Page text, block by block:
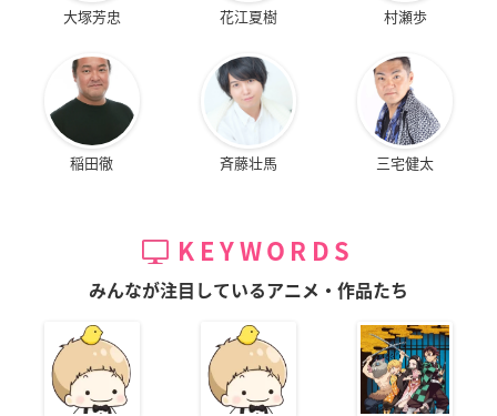
大塚芳忠 花江夏樹 村瀬歩
稲田徹 斉藤壮馬 三宅健太
KEYWORDS
みんなが注目しているアニメ・作品たち